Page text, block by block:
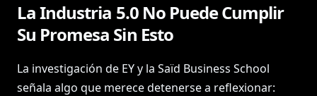
La Industria 5.0 No Puede Cumplir
Su Promesa Sin Esto
La investigación de EY y la Saïd Business School
señala algo que merece detenerse a reflexionar: